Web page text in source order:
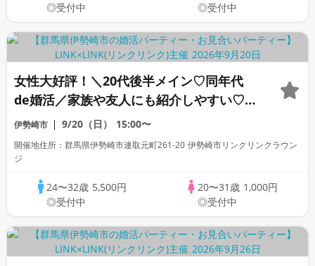
◎受付中
◎受付中
女性大好評！＼20代後半メイン♡同年代
de婚活／家族や友人にも紹介しやすい♡高
年収or高身長男性&爽やか・清潔感のある
方
伊勢崎市 9/20（日） 15:00〜
開催地住所：群馬県伊勢崎市連取元町261-20 伊勢崎市リンクリンクラウン
ジ
24〜32歳 5,500円
◎受付中
20〜31歳 1,000円
◎受付中